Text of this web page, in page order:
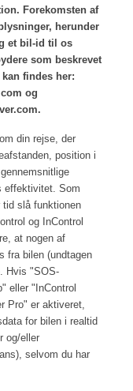
Forekomsten af
herunder
et bil-id til os
som beskrevet
findes her:
og
.
din rejse, der
position i
effektivitet. Som
slå funktionen
og InControl
at nogen af
fra bilen (undtagen
Hvis "SOS-
eller "InControl
Pro" er aktiveret,
for bilen i realtid
og/eller
selvom du har